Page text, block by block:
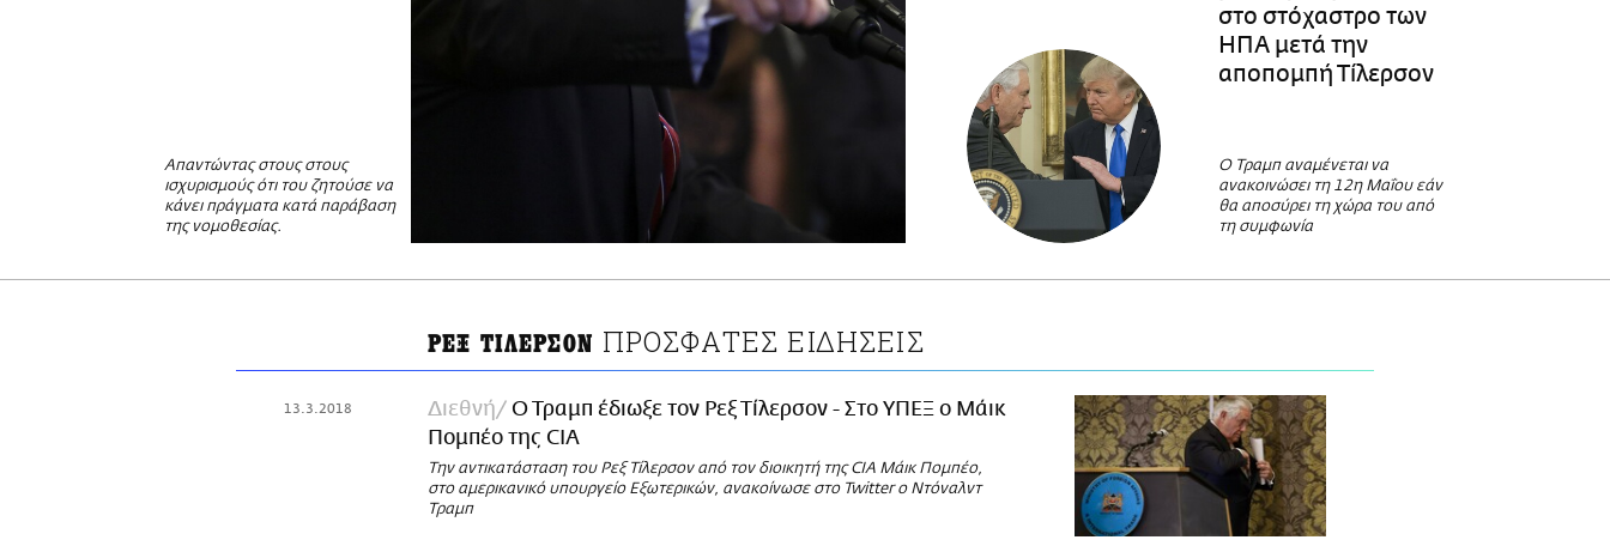
Απαντώντας στους στους
ισχυρισμούς ότι του ζητούσε να
κάνει πράγματα κατά παράβαση
της νομοθεσίας.
στο στόχαστρο των
ΗΠΑ μετά την
αποπομπή Τίλερσον
Ο Τραμπ αναμένεται να
ανακοινώσει τη 12η Μαΐου εάν
θα αποσύρει τη χώρα του από
τη συμφωνία
ΡΕΞ ΤΙΛΕΡΣΟΝ ΠΡΟΣΦΑΤΕΣ ΕΙΔΗΣΕΙΣ
13.3.2018 Διεθνή
Ο Τραμπ έδιωξε τον Ρεξ Τίλερσον - Στο ΥΠΕΞ ο Μάικ
Πομπέο της CIA
Την αντικατάσταση του Ρεξ Τίλερσον από τον διοικητή της CIA Μάικ Πομπέο,
στο αμερικανικό υπουργείο Εξωτερικών, ανακοίνωσε στο Twitter ο Ντόναλντ
Τραμπ